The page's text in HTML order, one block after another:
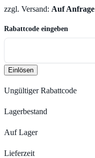
zzgl. Versand: Auf Anfrage
Rabattcode eingeben
Einlösen
Ungültiger Rabattcode
Lagerbestand
Auf Lager
Lieferzeit